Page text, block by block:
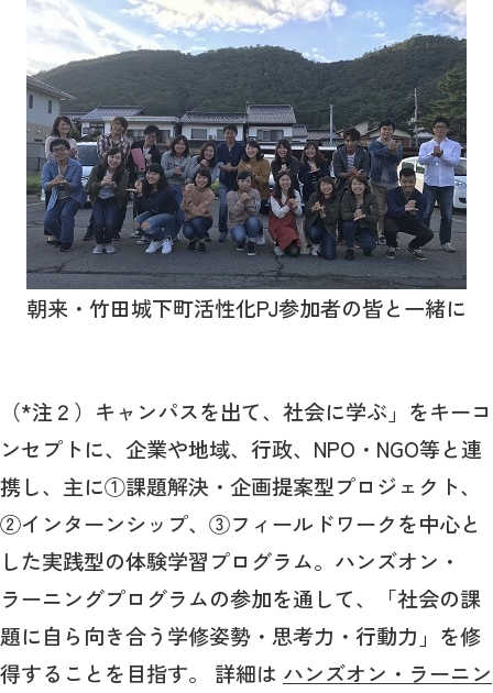
朝来・竹田城下町活性化PJ参加者の皆と一緒に
（*注２）キャンパスを出て、社会に学ぶ」をキーコ
ンセプトに、企業や地域、行政、NPO・NGO等と連
携し、主に①課題解決・企画提案型プロジェクト、
②インターンシップ、③フィールドワークを中心と
した実践型の体験学習プログラム。ハンズオン・
ラーニングプログラムの参加を通して、「社会の課
題に自ら向き合う学修姿勢・思考力・行動力」を修
得することを目指す。 詳細は ハンズオン・ラーニン